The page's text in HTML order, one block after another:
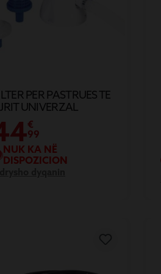
PER PASTRUES TE
UNIVERZAL
€
99
NUK KA NË
DISPOZICION